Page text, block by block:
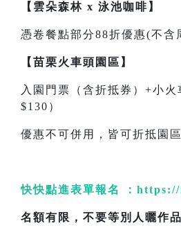
【雲朵森林 x 泳池咖啡】
憑卷餐點部分88折優惠(不含
【苗栗火車頭園區】
入園門票（含折抵券）+小火
$130）
優惠不可併用，皆可折抵園
快快點進表單報名 ： https://
名額有限，不要等別人曬作